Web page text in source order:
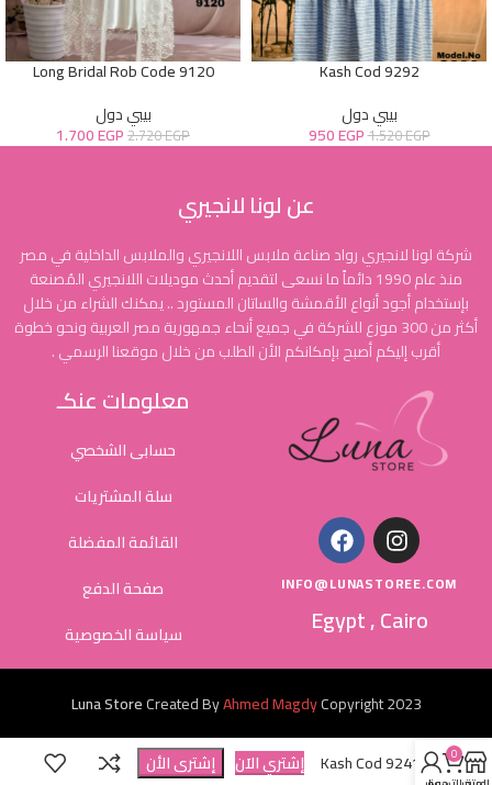
Kash Cod 9292
بيبي دول
1.520EGP
950EGP
Long Bridal Rob Code 9120
بيبي دول
2.720EGP
1.700EGP
عن لونا لانجيري
شركة لونا لانجيري رواد صناعة ملابس اللانجيري والملابس الداخلية في مصر
منذ عام 1990 دائماً ما نسعى لتقديم أحدث موديلات اللانجيري المُصنعة
بإستخدام أجود أنواع الأقمشة والساتان المستورد .. يمكنك الشراء من خلال
أكثر من 300 موزع للشركة في جميع أنحاء جمهورية مصر العربية ونحو خطوة
أقرب إليكم أصبح بإمكانكم الأن الطلب من خلال موقعنا الرسمي .
INFO@LUNASTOREE.COM
Egypt , Cairo
معلومات عنكـ
حسابى الشخصي
سلة المشتريات
القائمة المفضلة
صفحة الدفع
سياسة الخصوصية
Luna StoreCreated ByAhmed MagdyCopyright2023
Kash Cod 9241 إشتري الاَن إشترى الأن 0